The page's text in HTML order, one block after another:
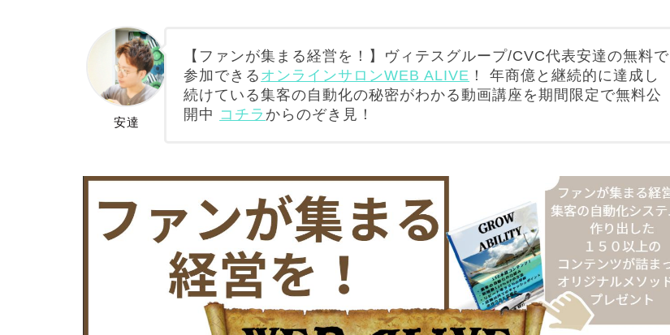
安達
【ファンが集まる経営を！】ヴィテスグループ/CVC代表安達の無料で
参加できる オンラインサロンWEB ALIVE ！ 年商億と継続的に達成し
続けている集客の自動化の秘密がわかる動画講座を期間限定で無料公
開中 コチラ からのぞき見！